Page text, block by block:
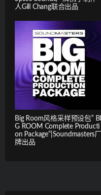
人Gill Chang联合出品
Big Room风格采样预设包” BI
G ROOM Complete Producti
on Package”|Soundmasters厂
牌出品